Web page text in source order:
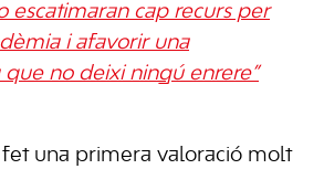
escatimaran cap recurs per
i afavorir una
que no deixi ningú enrere”
fet una primera valoració molt